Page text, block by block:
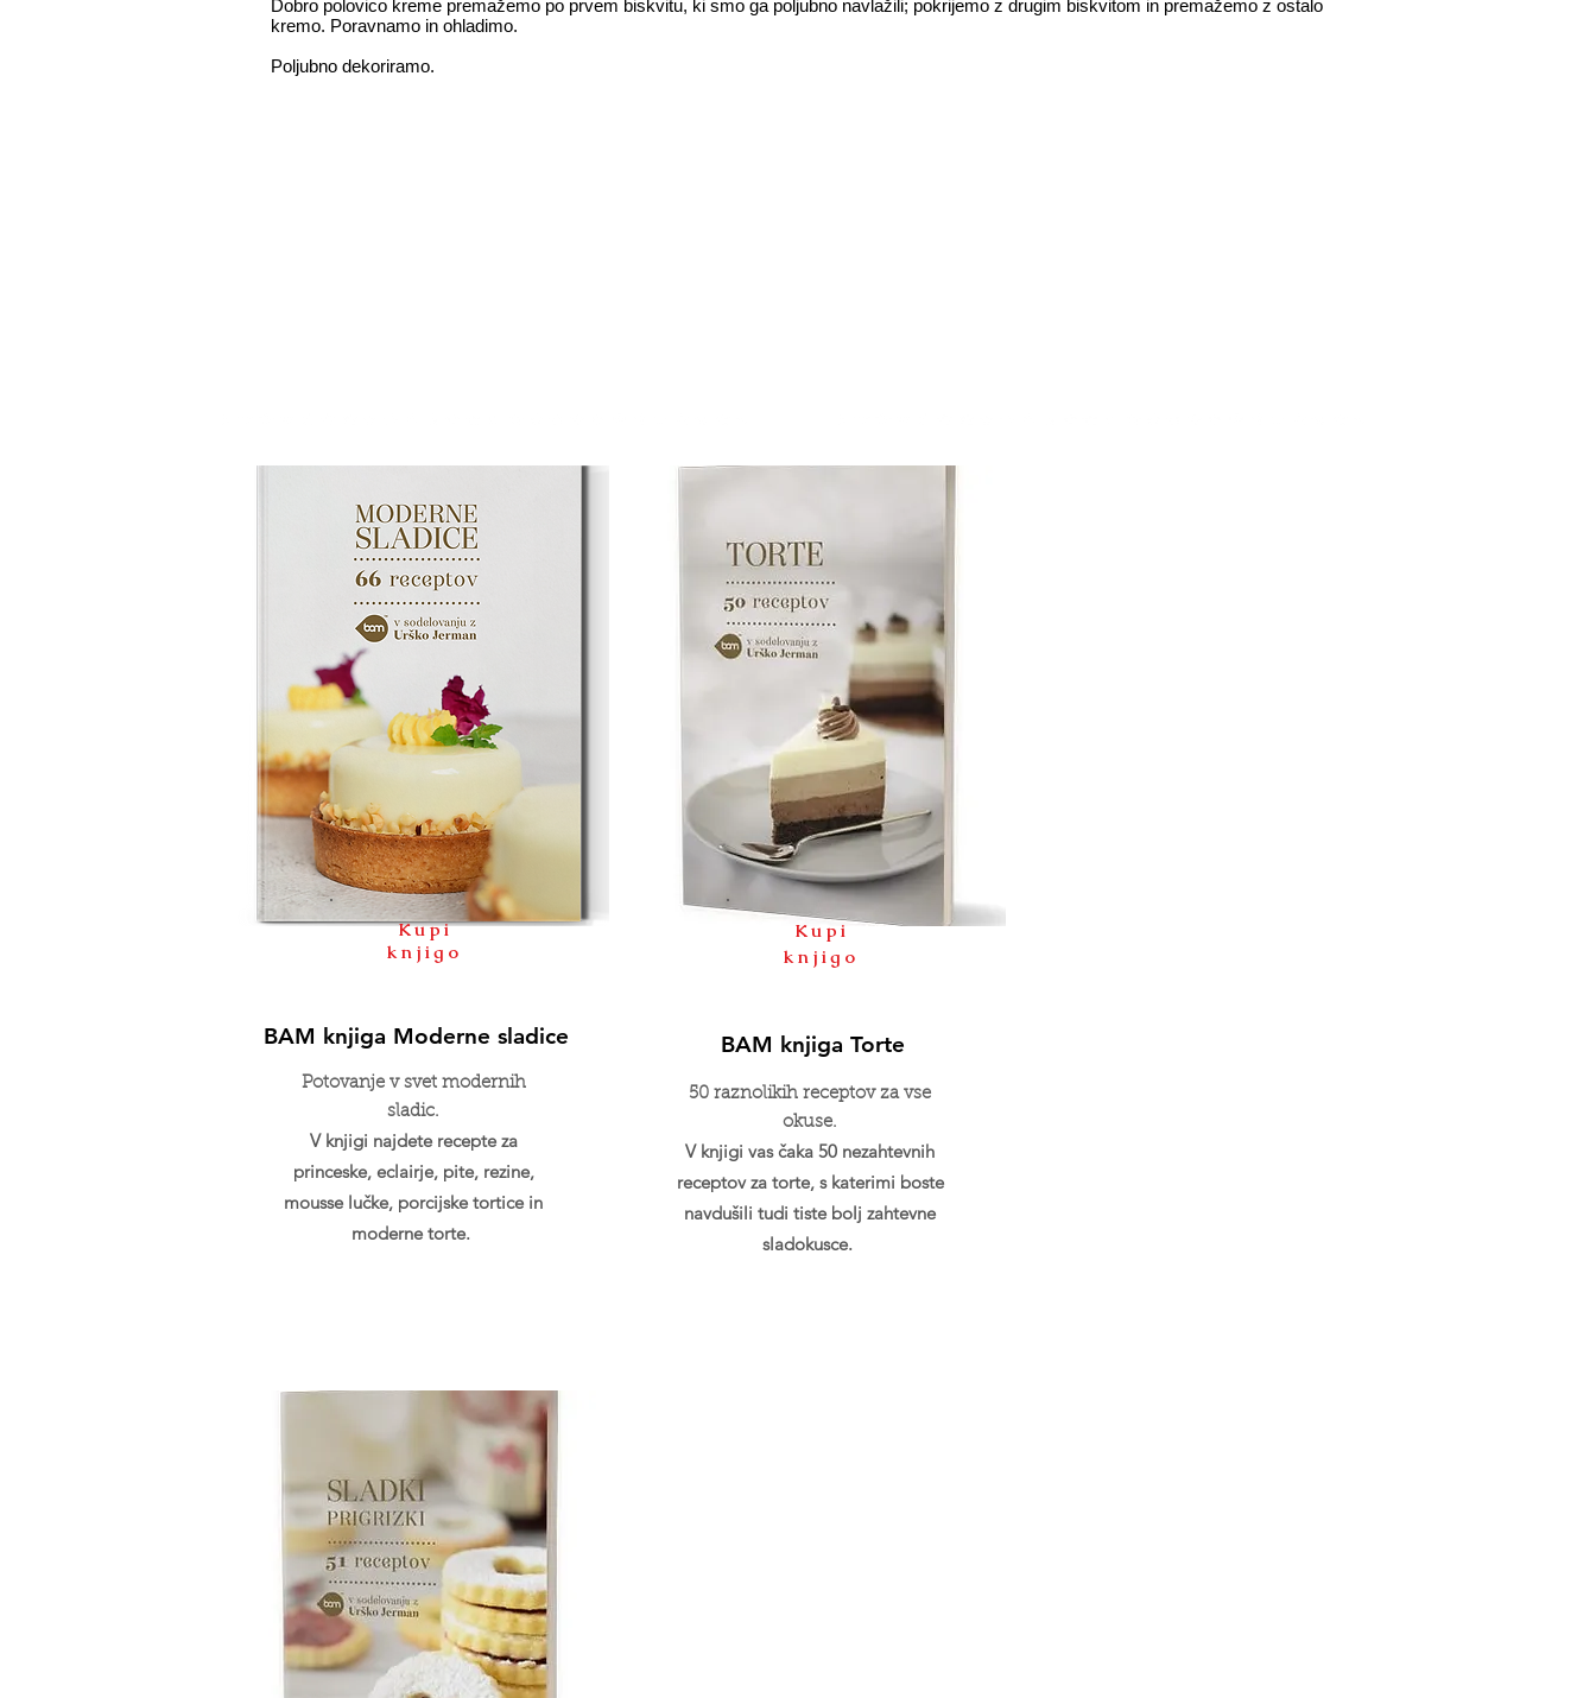
Dobro polovico kreme premažemo po prvem biskvitu, ki smo ga poljubno navlažili; pokrijemo z drugim biskvitom in premažemo z ostalo
kremo. Poravnamo in ohladimo.
Poljubno dekoriramo.
Kupi
knjigo
BAM knjiga Moderne sladice
Potovanje v svet modernih
sladic.
V knjigi najdete recepte za
princeske, eclairje, pite, rezine,
mousse lučke, porcijske tortice in
moderne torte.
Kupi
knjigo
BAM knjiga Torte
50 raznolikih receptov za vse
okuse.
V knjigi vas čaka 50 nezahtevnih
receptov za torte, s katerimi boste
navdušili tudi tiste bolj zahtevne
sladokusce.